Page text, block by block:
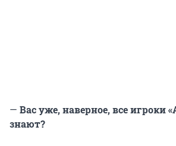
— Вас уже, наверное, все игроки
знают?